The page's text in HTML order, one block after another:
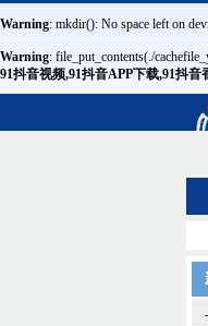
Warning: mkdir(): No space left on
Warning: file_put_contents(./
91抖音视频,91抖音APP下载,91抖